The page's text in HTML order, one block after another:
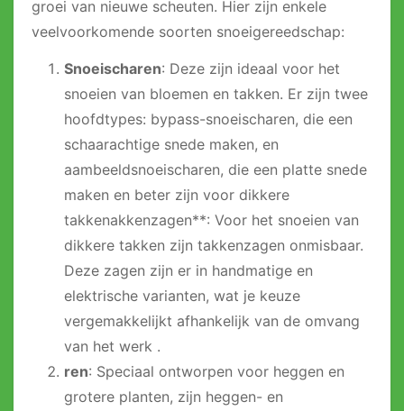
groei van nieuwe scheuten. Hier zijn enkele
veelvoorkomende soorten snoeigereedschap:
Snoeischaren: Deze zijn ideaal voor het
snoeien van bloemen en takken. Er zijn twee
hoofdtypes: bypass-snoeischaren, die een
schaarachtige snede maken, en
aambeeldsnoeischaren, die een platte snede
maken en beter zijn voor dikkere
takkenakkenzagen**: Voor het snoeien van
dikkere takken zijn takkenzagen onmisbaar.
Deze zagen zijn er in handmatige en
elektrische varianten, wat je keuze
vergemakkelijkt afhankelijk van de omvang
van het werk .
ren: Speciaal ontworpen voor heggen en
grotere planten, zijn heggen- en